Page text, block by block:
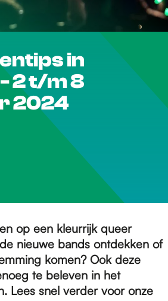
r
d
e
o
m
e
in
2 t/m 8
2024
op een kleurrijk queer
nieuwe bands ontdekken of
komen? Ook deze
te beleven in het
Lees snel verder voor onze